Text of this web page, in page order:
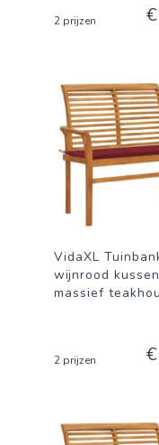
2 prijzen
VidaXL
wijnrood
massief
2 prijzen